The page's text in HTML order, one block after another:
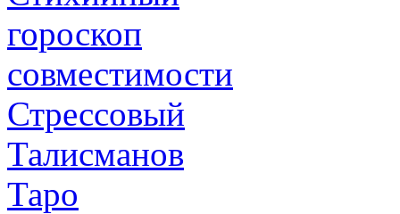
гороскоп
совместимости
Стрессовый
Талисманов
Таро